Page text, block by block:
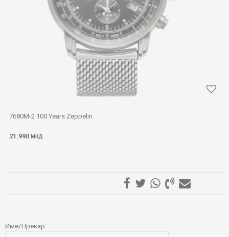
7680M-2 100 Years Zeppelin
21.990 МКД
Име/Прекар